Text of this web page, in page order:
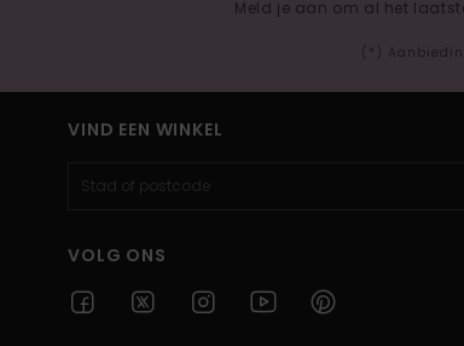
Meld je aan om al het
(*)
VIND EEN WINKEL
VOLG ONS